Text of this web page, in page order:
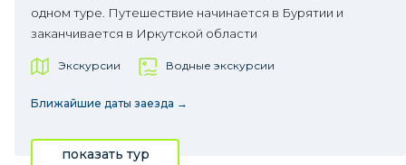
одном туре. Путешествие начинается в Бурятии и
заканчивается в Иркутской области
Экскурсии Водные экскурсии
Ближайшие даты заезда →
показать тур